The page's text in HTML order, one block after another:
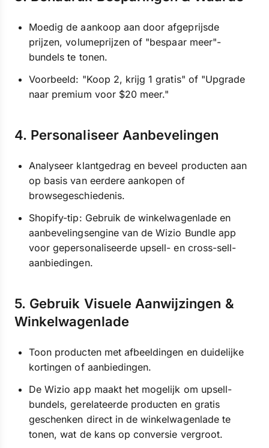
Moedig de aankoop aan door afgeprijsde
prijzen, volumeprijzen of "bespaar meer"-
bundels te tonen.
Voorbeeld: "Koop 2, krijg 1 gratis" of "Upgrade
naar premium voor $20 meer."
4. Personaliseer Aanbevelingen
Analyseer klantgedrag en beveel producten aan
op basis van eerdere aankopen of
browsegeschiedenis.
Shopify-tip: Gebruik de winkelwagenlade en
aanbevelingsengine van de Wizio Bundle app
voor gepersonaliseerde upsell- en cross-sell-
aanbiedingen.
5. Gebruik Visuele Aanwijzingen &
Winkelwagenlade
Toon producten met afbeeldingen en duidelijke
kortingen of aanbiedingen.
De Wizio app maakt het mogelijk om upsell-
bundels, gerelateerde producten en gratis
geschenken direct in de winkelwagenlade te
tonen, wat de kans op conversie vergroot.